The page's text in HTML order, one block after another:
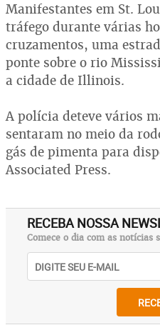
Manifestantes em St.
tráfego durante várias
cruzamentos, uma
ponte sobre o rio
a cidade de Illinois.
A polícia deteve vários
sentaram no meio da
gás de pimenta para
Associated Press.
RECEBA NOSSA
Comece o dia com as notícias